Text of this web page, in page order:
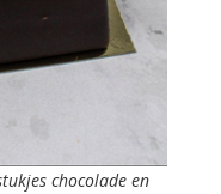
chocolade en